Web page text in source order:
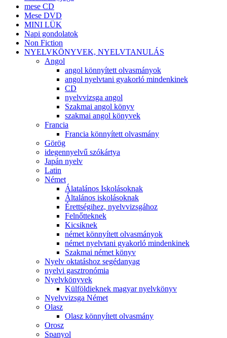
mese CD
Mese DVD
MINI LÜK
Napi gondolatok
Non Fiction
NYELVKÖNYVEK, NYELVTANULÁS
Angol
angol könnyített olvasmányok
angol nyelvtani gyakorló mindenkinek
CD
nyelvvizsga angol
Szakmai angol könyv
szakmai angol könyvek
Francia
Francia könnyített olvasmány
Görög
idegennyelvű szókártya
Japán nyelv
Latin
Német
Álatalános Iskolásoknak
Általános iskolásoknak
Érettségihez, nyelvvizsgához
Felnőtteknek
Kicsiknek
német könnyített olvasmányok
német nyelvtani gyakorló mindenkinek
Szakmai német könyv
Nyelv oktatáshoz segédanyag
nyelvi gasztronómia
Nyelvkönyvek
Külföldieknek magyar nyelvkönyv
Nyelvvizsga Német
Olasz
Olasz könnyített olvasmány
Orosz
Spanyol